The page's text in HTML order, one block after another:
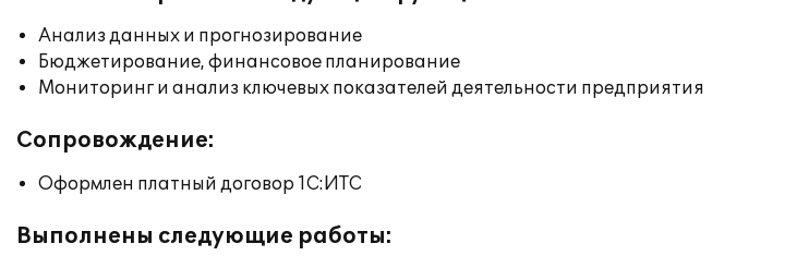
Анализ данных и прогнозирование
Бюджетирование, финансовое планирование
Мониторинг и анализ ключевых показателей деятельности предприятия
Сопровождение:
Оформлен платный договор 1С:ИТС
Выполнены следующие работы: